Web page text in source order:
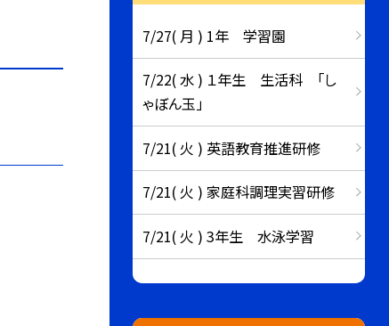
7/27( 月 ) 1年 学習園
7/22( 水 ) １年生 生活科 「し
ゃぼん玉」
7/21( 火 ) 英語教育推進研修
7/21( 火 ) 家庭科調理実習研修
7/21( 火 ) 3年生 水泳学習